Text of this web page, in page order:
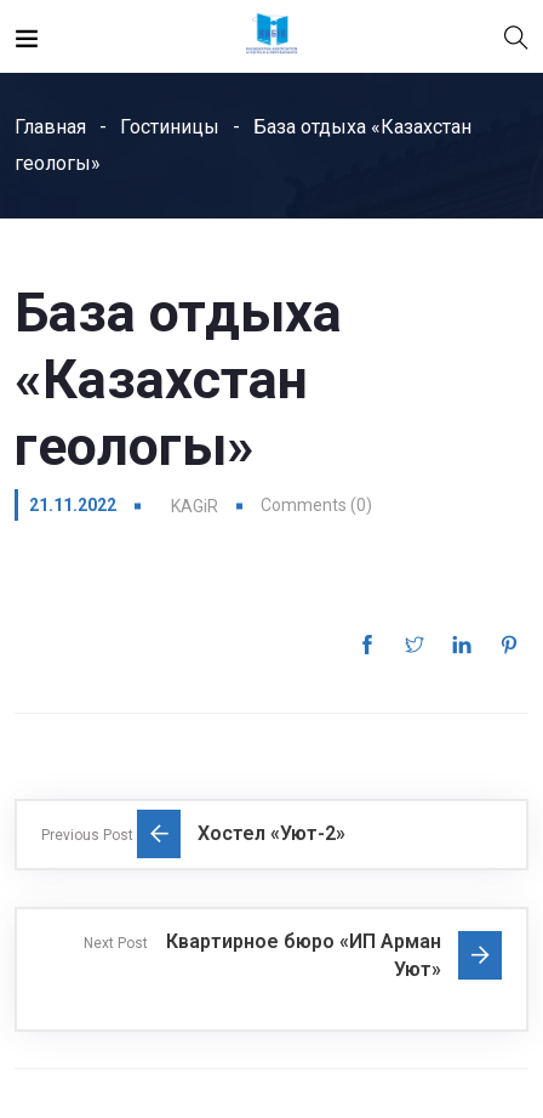
Главная Гостиницы
База отдыха «Казахстан
геологы»
База отдыха
«Казахстан
геологы»
21.11.2022 KAGiR Comments (0)
Previous Post Хостел «Уют-2»
Next Post
Квартирное бюро «ИП Арман
Уют»